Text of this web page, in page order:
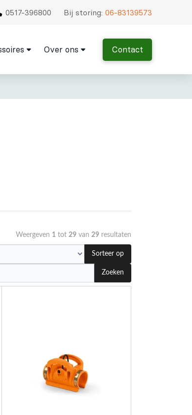
0517-396800 Bij storing:06-83139573
Over ons Contact
Weergeven 1 tot 29 van 29 resultaten
Sorteer op
Zoeken